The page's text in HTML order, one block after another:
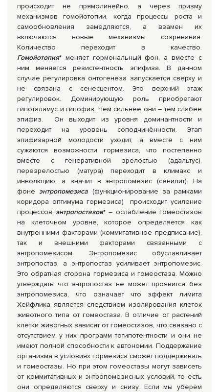
происходит не прямолинейно, а через призму
механизмов гомойотопии, когда процессы роста и
самообновления замедляются, а взамен их
включаются новые механизмы созревания.
Количество переходит в качество.
Гомойотопия* меняет гормональный фон, а вместе с
ним меняется резистентность эпифиза. В данном
случае регулировка онтогенеза запускается сверху и
не связана с сенесцентом. Это верхний этаж
регулировок. Доминирующую роль приобретают
гипоталамус и гипофиз. Чем сильнее они – тем слабее
эпифиз. Он выходит из уровня доминантности и
переходит на уровень соподчинённости. Этап
эпифизарной молодости уходит, а вместе с ним
сужаются возможности гормезиса, что постепенно
вместе с генеративной зрелостью (адальтус),
перезрелостью (матура) переходит в климакс и
инволюцию, а значит в энтропомезис (сенилит). На
фоне энтропомезиса (функционирование за рамками
коридора оптимума гормезиса) происходит усиление
процессов энтропостазов* – ослабление гомеостазов
на клеточном уровне, которое определяется как
внутренними факторами (коммитативное предписание),
так и внешними факторами связанными с
энтропомезисом. Энтропомезис обуславливает
энтропостаз, а энтропостаз усиливает энтропомезис.
Это обратная сторона гормезиса и гомеостаза. Можно
утверждать что энтропостаз не может проявится без
энтропомезиса, что означает что эффект лимита
Хейфлика является следствием изолирования клеток
животного типа от гомеостаза. В отличие от растений
клетки животных зависят от гомеостазов, что связано с
отсутствием у них программ тотипотентности и они не
имеют полной способности к автономии. Поддержание
организма в условиях гормезиса сможет поддерживать
и гомеостазы. Но при этом гомеостазы могут зависеть
от коммитативных и энтропомезисных условий, то есть
они определяются сверху и снизу. Если мы уберём